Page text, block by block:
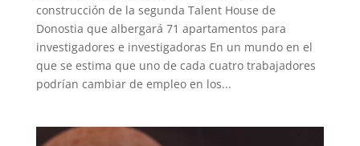
construcción de la segunda Talent House de
Donostia que albergará 71 apartamentos para
investigadores e investigadoras En un mundo en el
que se estima que uno de cada cuatro trabajadores
podrían cambiar de empleo en los...